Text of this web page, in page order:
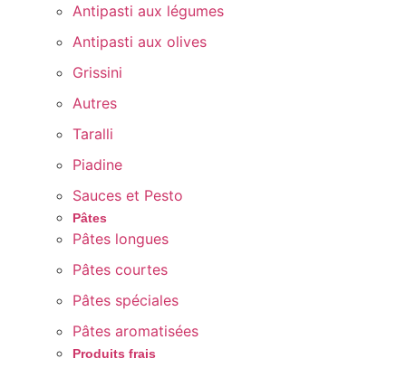
Antipasti aux légumes
Antipasti aux olives
Grissini
Autres
Taralli
Piadine
Sauces et Pesto
Pâtes
Pâtes longues
Pâtes courtes
Pâtes spéciales
Pâtes aromatisées
Produits frais